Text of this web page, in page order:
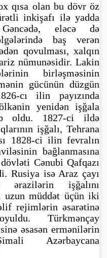
qısa olan bu dövr öz
inkişafı ilə yadda
eləcə də
baş verən
qovulması, xalqın
nümunəsidir. Lakin
birləşməsinin
gücünün düzgün
cı ilin payızında
yenidən işğala
oldu. 1827-ci ildə
işğalı, Tehrana
1828-ci ilin fevralın
bağlanmasına
Cənubi Qafqazı
Rusiya isə Araz çayı
işğalını
uzun müddət üçün iki
rejimlərin əsarətinə
Türkmənçay
əsasən ermənilərin
Azərbaycana